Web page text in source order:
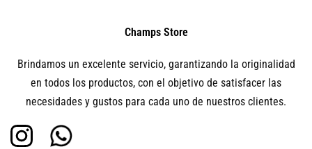
Champs Store
Brindamos un excelente servicio, garantizando la originalidad
en todos los productos, con el objetivo de satisfacer las
necesidades y gustos para cada uno de nuestros clientes.